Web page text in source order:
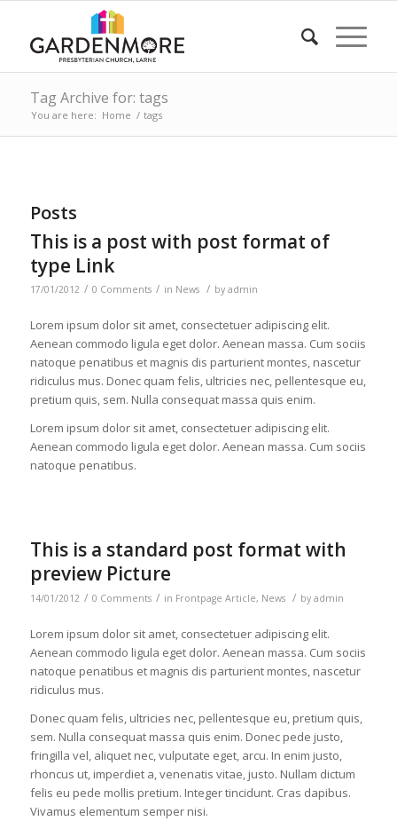
Tag Archive for: tags
You are here: Home / tags
Posts
This is a post with post format of
type Link
17/01/2012 / 0 Comments / in News / by admin
Lorem ipsum dolor sit amet, consectetuer adipiscing elit.
Aenean commodo ligula eget dolor. Aenean massa. Cum sociis
natoque penatibus et magnis dis parturient montes, nascetur
ridiculus mus. Donec quam felis, ultricies nec, pellentesque eu,
pretium quis, sem. Nulla consequat massa quis enim.
Lorem ipsum dolor sit amet, consectetuer adipiscing elit.
Aenean commodo ligula eget dolor. Aenean massa. Cum sociis
natoque penatibus.
This is a standard post format with
preview Picture
14/01/2012 / 0 Comments / in Frontpage Article, News / by admin
Lorem ipsum dolor sit amet, consectetuer adipiscing elit.
Aenean commodo ligula eget dolor. Aenean massa. Cum sociis
natoque penatibus et magnis dis parturient montes, nascetur
ridiculus mus.
Donec quam felis, ultricies nec, pellentesque eu, pretium quis,
sem. Nulla consequat massa quis enim. Donec pede justo,
fringilla vel, aliquet nec, vulputate eget, arcu. In enim justo,
rhoncus ut, imperdiet a, venenatis vitae, justo. Nullam dictum
felis eu pede mollis pretium. Integer tincidunt. Cras dapibus.
Vivamus elementum semper nisi.